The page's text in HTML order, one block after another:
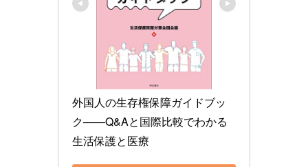
外国人の生存権保障ガイドブッ
ク――Q&Aと国際比較でわかる
生活保護と医療